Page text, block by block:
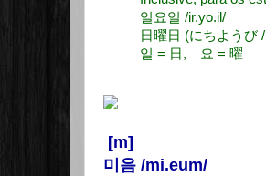
일요일 /ir.yo.il/
日曜日 (にちようび
일 = 日, 요 = 曜
[m]
미음 /mi.eum/